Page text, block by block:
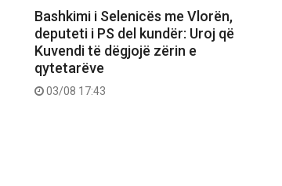
Bashkimi i Selenicës me Vlorën,
deputeti i PS del kundër: Uroj që
Kuvendi të dëgjojë zërin e
qytetarëve
03/08 17:43